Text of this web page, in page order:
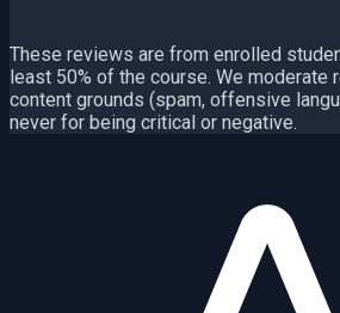
These reviews are from enrolled
least 50% of the course. We moderate
content grounds (spam, offensive
never for being critical or negative.